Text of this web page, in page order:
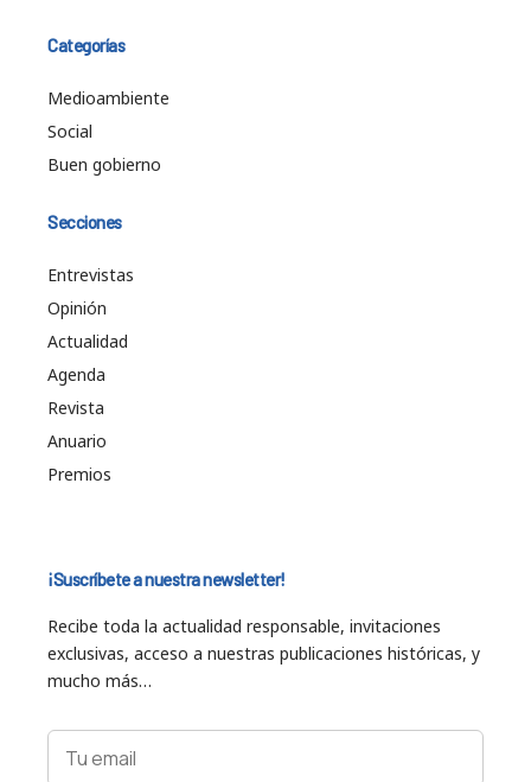
Categorías
Medioambiente
Social
Buen gobierno
Secciones
Entrevistas
Opinión
Actualidad
Agenda
Revista
Anuario
Premios
¡Suscríbete a nuestra newsletter!
Recibe toda la actualidad responsable, invitaciones
exclusivas, acceso a nuestras publicaciones históricas, y
mucho más…